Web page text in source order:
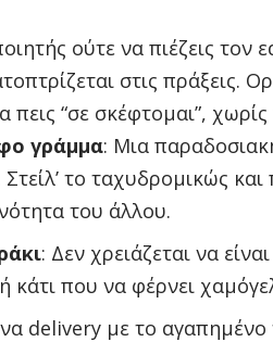
ούτε να πιέζεις
στις πράξεις.
πεις “σε σκέφτομαι”,
γράμμα: Μια
το ταχυδρομικώς
του άλλου.
: Δεν χρειάζεται να
κάτι που να φέρνει
delivery με το